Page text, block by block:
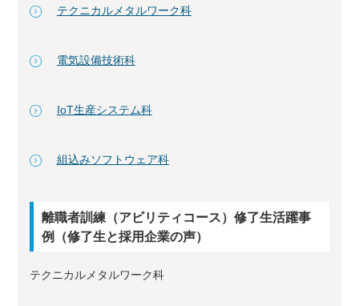
テクニカルメタルワーク科
電気設備技術科
IoT生産システム科
組込みソフトウェア科
離職者訓練（アビリティコース）修了生活躍事
例（修了生と採用企業の声）
テクニカルメタルワーク科